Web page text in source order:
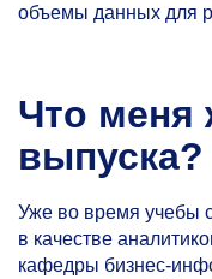
объемы данных для
Что меня
выпуска?
Уже во время учебы
в качестве
кафедры бизнес-